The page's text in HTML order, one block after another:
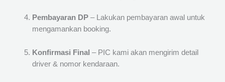
Pembayaran DP– Lakukan pembayaran awal untuk
mengamankan booking.
Konfirmasi Final – PIC kami akan mengirim detail
driver & nomor kendaraan.